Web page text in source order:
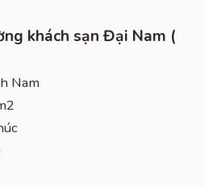
khách sạn Đại Nam (
Nam